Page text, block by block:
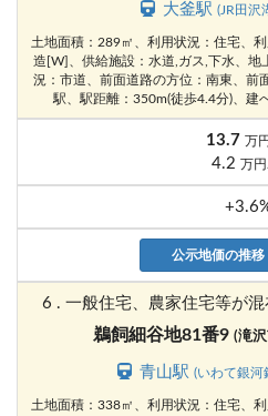
大釜駅 (JR田沢
土地面積：289㎡、利用状況：住宅、
造[W]、供給施設：水道,ガス,下水、地
況：市道、前面道路の方位：南東、前
駅、駅距離：350m(徒歩4.4分)、建
13.7 万
4.2 万
公示地価の推
6 . 一般住宅、農家住宅等が
鵜飼細谷地81番9 (滝
青山駅 (いわて銀河
土地面積：338㎡、利用状況：住宅、